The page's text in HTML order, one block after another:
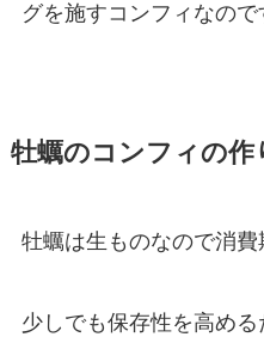
グを施すコンフィなので
牡蠣のコンフィの作
牡蠣は生ものなので消費
少しでも保存性を高め